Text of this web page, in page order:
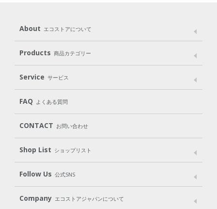
About エコストアについて
メッセージ ブランドストーリー
パッケージへのこだわり
動物実験をしない
Products 商品カテゴリー
Laundry
Body（ボディ） Hair（ヘア） Oral care（オーラルケア）
Goods （グッズ）
Gift set
Service サービス
User Guide
Subscription（定期便）
FAQ よくある質問
CONTACT お問い合わせ
Shop List ショップリスト
Shop List
Follow Us 公式SNS
LINE＠ Instagram Facebook
Company エコストアジャパンについて